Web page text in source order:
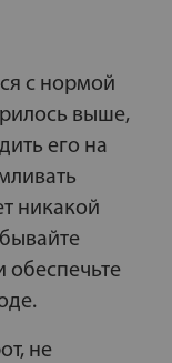
с нормой
выше,
его на
никакой
обеспечьте
не